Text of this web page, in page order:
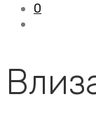
0